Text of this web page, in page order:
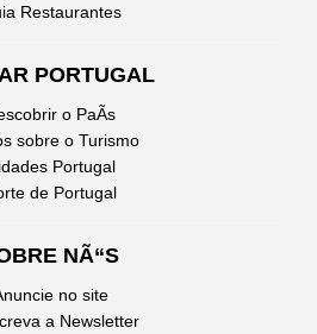
Restaurantes
PORTUGAL
o PaÃ­s
sobre o Turismo
Portugal
de Portugal
NÃ“S
no site
a Newsletter